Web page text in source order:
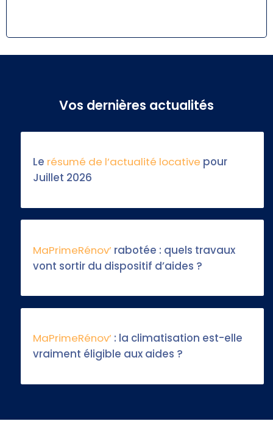
Vos dernières actualités
Le résumé de l’actualité locative pour
Juillet 2026
MaPrimeRénov’ rabotée : quels travaux
vont sortir du dispositif d’aides ?
MaPrimeRénov’ : la climatisation est-elle
vraiment éligible aux aides ?